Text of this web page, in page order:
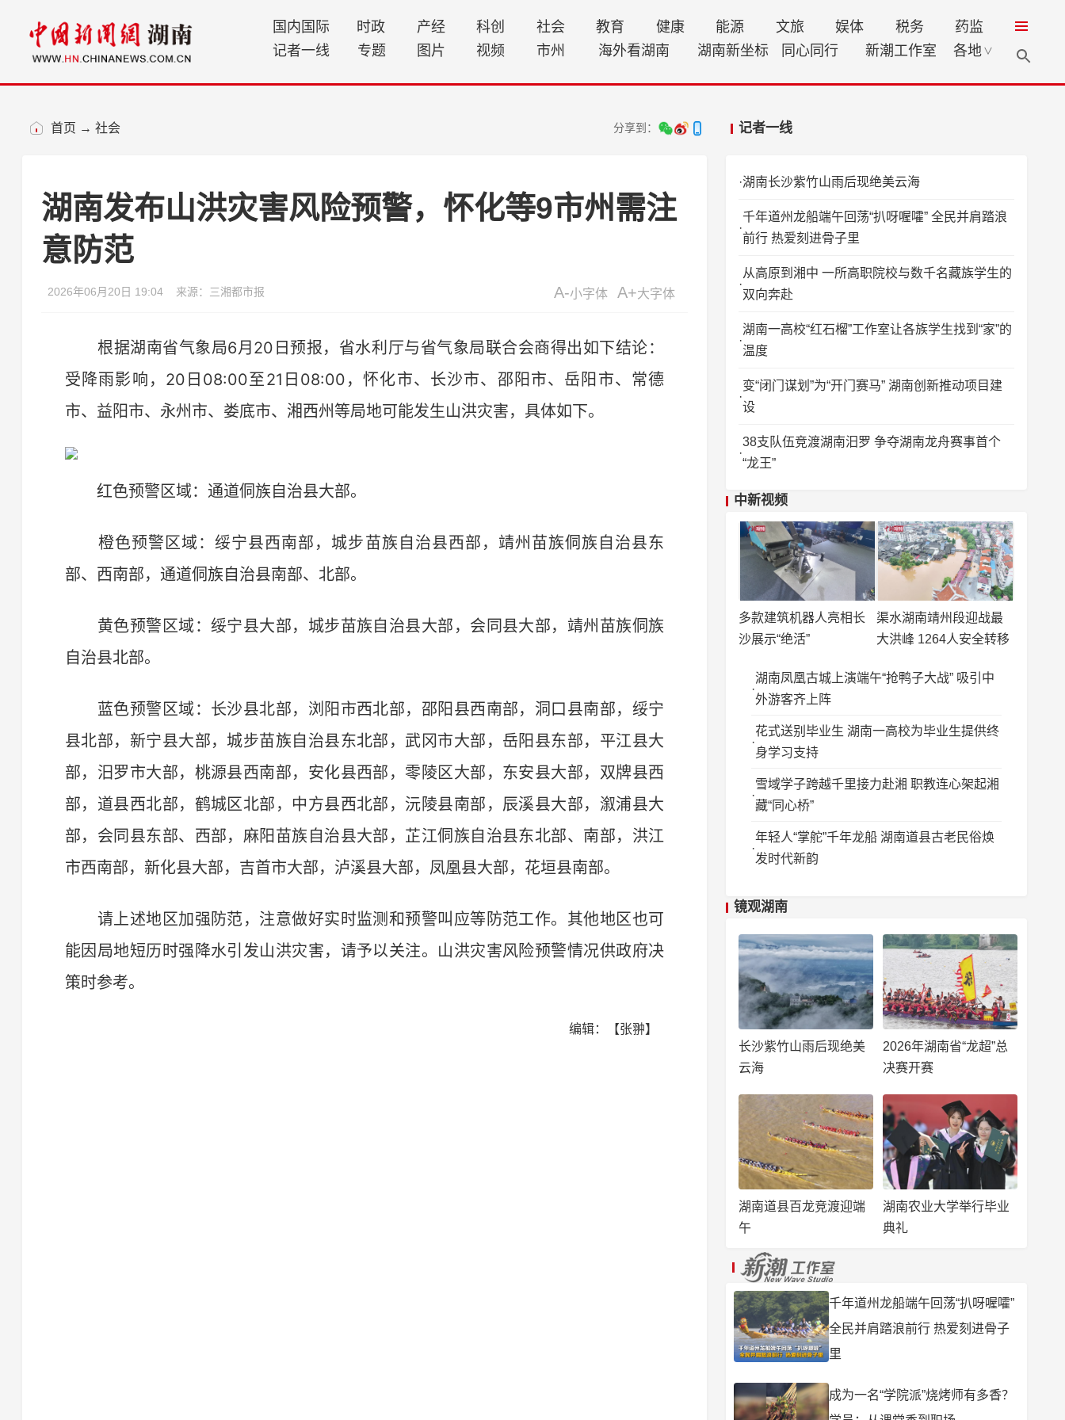
国内国际 时政 产经 科创 社会 教育 健康 能源 文旅 娱体 税务
药监
记者一线
专题 图片 视频 市州 海外看湖南 湖南新坐标 同心同行 新潮工作室 各地 ∨
首页 → 社会 分享到： 记者一线
湖南发布山洪灾害风险预警，怀化等9市州需注
意防范
2026年06月20日 19:04 来源：三湘都市报 A-小字体 A+大字体
根据湖南省气象局6月20日预报，省水利厅与省气象局联合会商得出如下结论：
受降雨影响，20日08:00至21日08:00，怀化市、长沙市、邵阳市、岳阳市、常德
市、益阳市、永州市、娄底市、湘西州等局地可能发生山洪灾害，具体如下。
红色预警区域：通道侗族自治县大部。
橙色预警区域：绥宁县西南部，城步苗族自治县西部，靖州苗族侗族自治县东
部、西南部，通道侗族自治县南部、北部。
黄色预警区域：绥宁县大部，城步苗族自治县大部，会同县大部，靖州苗族侗族
自治县北部。
蓝色预警区域：长沙县北部，浏阳市西北部，邵阳县西南部，洞口县南部，绥宁
县北部，新宁县大部，城步苗族自治县东北部，武冈市大部，岳阳县东部，平江县大
部，汨罗市大部，桃源县西南部，安化县西部，零陵区大部，东安县大部，双牌县西
部，道县西北部，鹤城区北部，中方县西北部，沅陵县南部，辰溪县大部，溆浦县大
部，会同县东部、西部，麻阳苗族自治县大部，芷江侗族自治县东北部、南部，洪江
市西南部，新化县大部，吉首市大部，泸溪县大部，凤凰县大部，花垣县南部。
请上述地区加强防范，注意做好实时监测和预警叫应等防范工作。其他地区也可
能因局地短历时强降水引发山洪灾害，请予以关注。山洪灾害风险预警情况供政府决
策时参考。
编辑：【张翀】
湖南长沙紫竹山雨后现绝美云海
千年道州龙船端午回荡“扒呀喔嚯” 全民并肩踏浪
前行 热爱刻进骨子里
从高原到湘中 一所高职院校与数千名藏族学生的
双向奔赴
湖南一高校“红石榴”工作室让各族学生找到“家”的
温度
变“闭门谋划”为“开门赛马” 湖南创新推动项目建
设
38支队伍竞渡湖南汨罗 争夺湖南龙舟赛事首个
“龙王”
中新视频
多款建筑机器人亮相长
沙展示“绝活”
渠水湖南靖州段迎战最
大洪峰 1264人安全转移
湖南凤凰古城上演端午“抢鸭子大战” 吸引中
外游客齐上阵
花式送别毕业生 湖南一高校为毕业生提供终
身学习支持
雪域学子跨越千里接力赴湘 职教连心架起湘
藏“同心桥”
年轻人“掌舵”千年龙船 湖南道县古老民俗焕
发时代新韵
镜观湖南
长沙紫竹山雨后现绝美
云海
2026年湖南省“龙超”总
决赛开赛
湖南道县百龙竞渡迎端
午
湖南农业大学举行毕业
典礼
千年道州龙船端午回荡“扒呀喔嚯”
全民并肩踏浪前行 热爱刻进骨子
里
成为一名“学院派”烧烤师有多香？